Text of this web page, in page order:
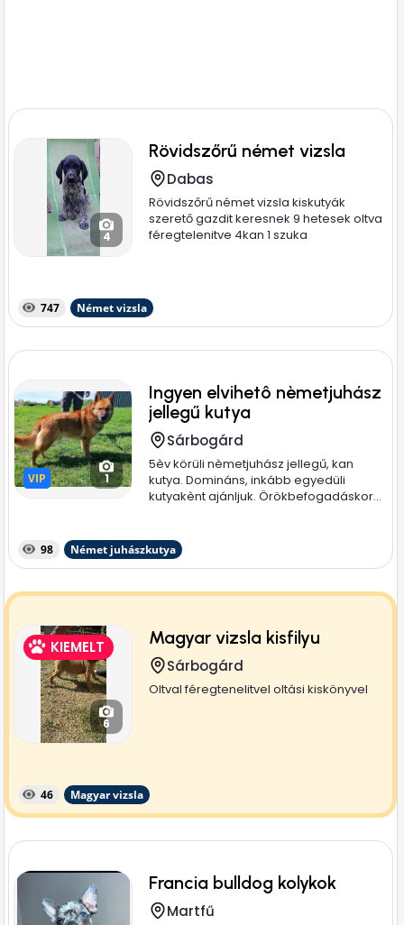
4
Rövidszőrű német vizsla
Dabas
Rövidszőrű német vizsla kiskutyák
szerető gazdit keresnek 9 hetesek oltva
féregtelenitve 4kan 1 szuka
747 Német vizsla
VIP
VIP 1
Ingyen elvihetô nèmetjuhász
jellegű kutya
Sárbogárd
5èv körüli nèmetjuhász jellegű, kan
kutya. Domináns, inkább egyedüli
kutyakènt ajánljuk. Örökbefogadáskor...
98 Német juhászkutya
KIEMELT
6
Magyar vizsla kisfilyu
Sárbogárd
Oltval féregtenelitvel oltási kiskönyvel
46 Magyar vizsla
Francia bulldog kolykok
Martfű